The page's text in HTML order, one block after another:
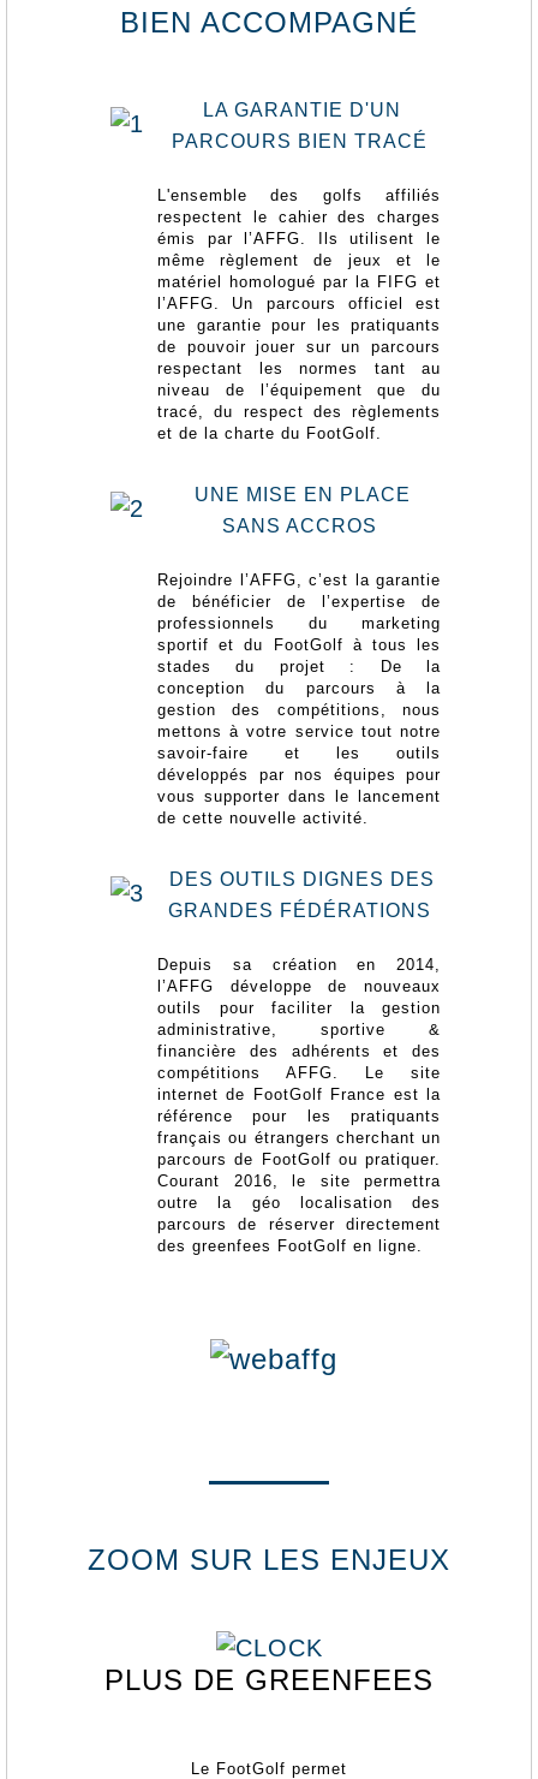
BIEN ACCOMPAGNÉ
LA GARANTIE D'UN
PARCOURS BIEN TRACÉ
L'ensemble des golfs affiliés
respectent le cahier des charges
émis par l’AFFG. Ils utilisent le
même règlement de jeux et le
matériel homologué par la FIFG et
l’AFFG. Un parcours officiel est
une garantie pour les pratiquants
de pouvoir jouer sur un parcours
respectant les normes tant au
niveau de l’équipement que du
tracé, du respect des règlements
et de la charte du FootGolf.
UNE MISE EN PLACE
SANS ACCROS
Rejoindre l’AFFG, c’est la garantie
de bénéficier de l’expertise de
professionnels du marketing
sportif et du FootGolf à tous les
stades du projet : De la
conception du parcours à la
gestion des compétitions, nous
mettons à votre service tout notre
savoir-faire et les outils
développés par nos équipes pour
vous supporter dans le lancement
de cette nouvelle activité.
DES OUTILS DIGNES DES
GRANDES FÉDÉRATIONS
Depuis sa création en 2014,
l’AFFG développe de nouveaux
outils pour faciliter la gestion
administrative, sportive &
financière des adhérents et des
compétitions AFFG. Le site
internet de FootGolf France est la
référence pour les pratiquants
français ou étrangers cherchant un
parcours de FootGolf ou pratiquer.
Courant 2016, le site permettra
outre la géo localisation des
parcours de réserver directement
des greenfees FootGolf en ligne.
ZOOM SUR LES ENJEUX
PLUS DE GREENFEES
Le FootGolf permet